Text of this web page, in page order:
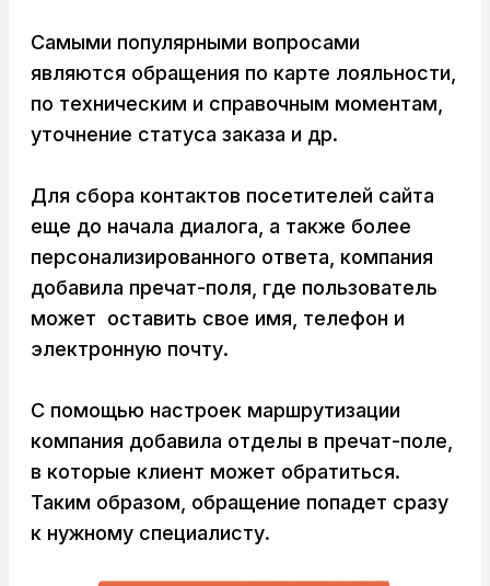
Самыми популярными вопросами
являются обращения по карте лояльности,
по техническим и справочным моментам,
уточнение статуса заказа и др.
Для сбора контактов посетителей сайта
еще до начала диалога, а также более
персонализированного ответа, компания
добавила пречат-поля, где пользователь
может оставить свое имя, телефон и
электронную почту.
С помощью настроек маршрутизации
компания добавила отделы в пречат-поле,
в которые клиент может обратиться.
Таким образом, обращение попадет сразу
к нужному специалисту.